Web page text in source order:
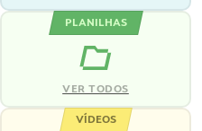
PLANILHAS
VER TODOS
VÍDEOS